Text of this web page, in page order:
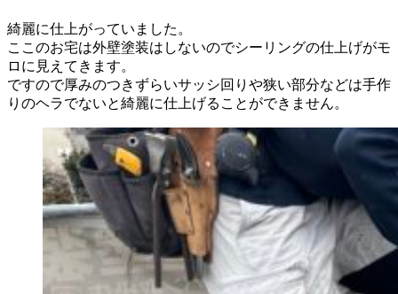
綺麗に仕上がっていました。
ここのお宅は外壁塗装はしないのでシーリングの仕上げがモ
ロに見えてきます。
ですので厚みのつきずらいサッシ回りや狭い部分などは手作
りのヘラでないと綺麗に仕上げることができません。